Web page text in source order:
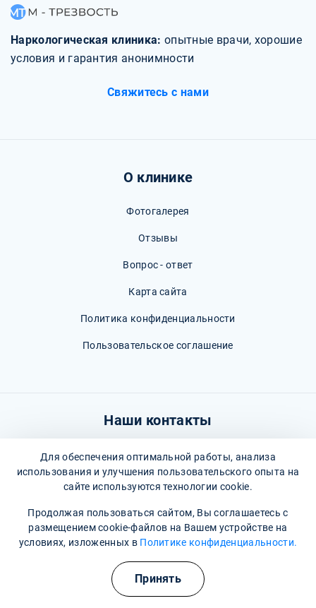
Наркологическая клиника: опытные врачи, хорошие
условия и гарантия анонимности
Свяжитесь с нами
О клинике
Фотогалерея
Отзывы
Вопрос - ответ
Карта сайта
Политика конфиденциальности
Пользовательское соглашение
Наши контакты
г. Химки, Городской округ Солнечногорск, Московская
область, посёлок санатория Мцыри, 2
8 (495) 260-97-05(Информационная служба)
himki@narkopremium.ru
Для обеспечения оптимальной работы, анализа
использования и улучшения пользовательского опыта на
сайте используются технологии cookie.
Продолжая пользоваться сайтом, Вы соглашаетесь с
размещением cookie-файлов на Вашем устройстве на
условиях, изложенных в Политике конфиденциальности.
Принять